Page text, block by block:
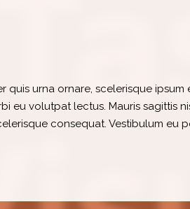
quis urna ornare, scelerisque ipsum
eu volutpat lectus. Mauris sagittis
consequat. Vestibulum eu